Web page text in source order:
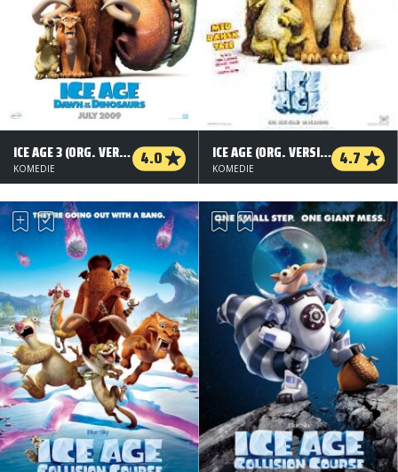
ICE AGE 3 (ORG. VERSION) 4.0
KOMEDIE
ICE AGE (ORG. VERSION) 4.7
KOMEDIE